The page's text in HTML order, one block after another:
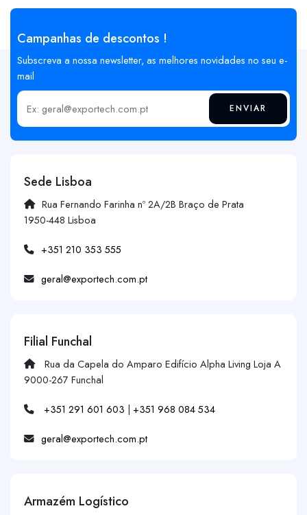
Campanhas de descontos !
Subscreva a nossa newsletter, as melhores novidades no seu e-
mail
Insira o seu email ENVIAR
Sede Lisboa
Rua Fernando Farinha nº 2A/2B Braço de Prata
1950-448 Lisboa
+351 210 353 555
geral@exportech.com.pt
Filial Funchal
Rua da Capela do Amparo Edifício Alpha Living Loja A
9000-267 Funchal
+351 291 601 603 | +351 968 084 534
geral@exportech.com.pt
Armazém Logístico